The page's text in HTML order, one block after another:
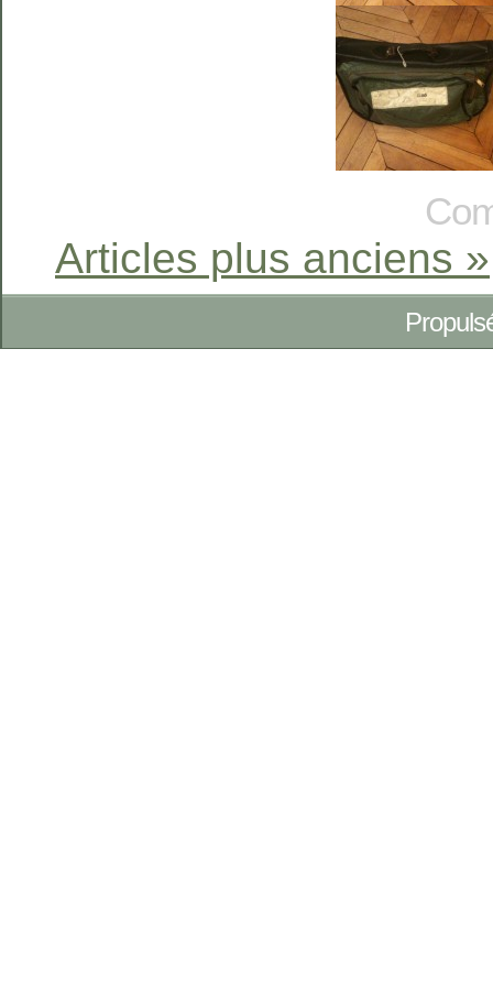
Articles plus anciens »